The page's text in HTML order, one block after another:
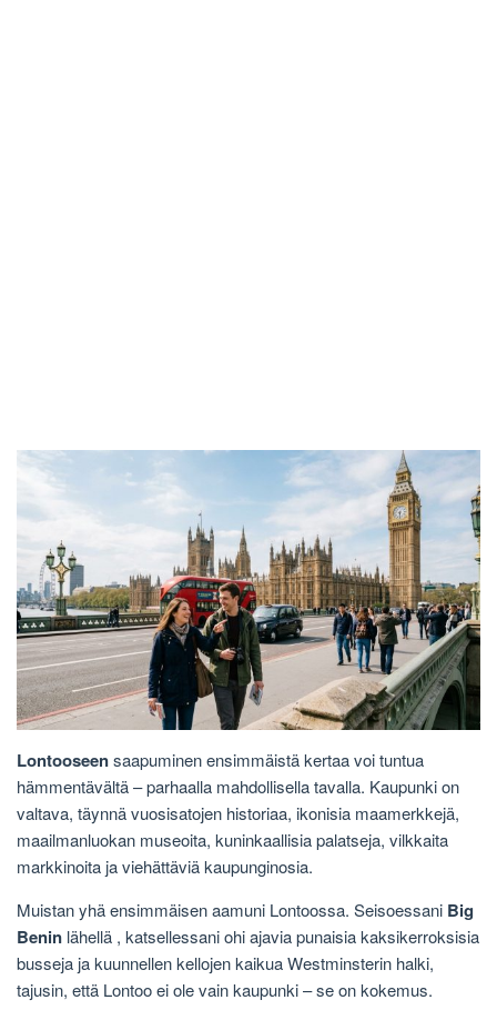
Lontooseensaapuminenensimmäistä kertaa voi tuntua
hämmentävältä – parhaalla mahdollisella tavalla. Kaupunki on
valtava, täynnä vuosisatojen historiaa, ikonisia maamerkkejä,
maailmanluokan museoita, kuninkaallisia palatseja, vilkkaita
markkinoita ja viehättäviä kaupunginosia.
Muistan yhä ensimmäisen aamuni Lontoossa. Seisoessani Big
Benin lähellä , katsellessani ohi ajavia punaisia ​​kaksikerroksisia
busseja ja kuunnellen kellojen kaikua Westminsterin halki,
tajusin, että Lontoo ei ole vain kaupunki – se on kokemus.